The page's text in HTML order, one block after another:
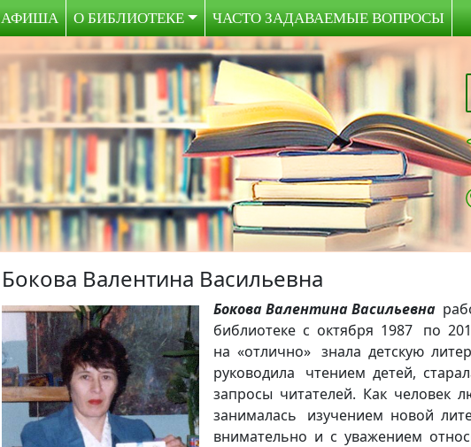
АФИША О БИБЛИОТЕКЕ ЧАСТО ЗАДАВАЕМЫЕ ВОПРОСЫ
Бокова Валентина Васильевна
Бокова Валентина Васильевна
библиотеке с октября 1987 по
на «отлично» знала детскую
руководила чтением детей,
запросы читателей. Как человек
занималась изучением новой
внимательно и с уважением